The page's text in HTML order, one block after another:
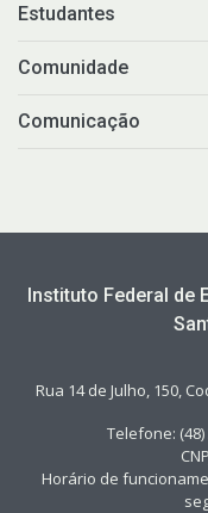
Estudantes
Comunidade
Comunicação
Instituto Federal de
Rua 14 de Julho, 150,
Telefone: (48)
Horário de